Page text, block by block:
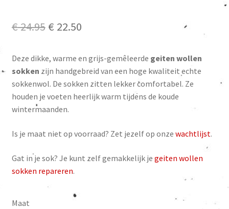
gebaseerd op
waarderinge
n
€24.95 Oorspronkelijke
was:
€ 24.95.
€ 22.50Huidige
is:
€ 22.50.
Deze dikke, warme en grijs-gemêleerde geiten wollen
sokken zijn handgebreid van een hoge kwaliteit echte
sokkenwol. De sokken zitten lekker comfortabel. Ze
houden je voeten heerlijk warm tijdens de koude
wintermaanden.
Is je maat niet op voorraad? Zet jezelf op onze wachtlijst.
Gat in je sok? Je kunt zelf gemakkelijk je geiten wollen
sokken repareren.
Maat